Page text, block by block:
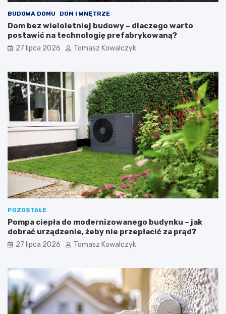
BUDOWA DOMU DOM I WNĘTRZE
Dom bez wieloletniej budowy – dlaczego warto
postawić na technologię prefabrykowaną?
27 lipca 2026 Tomasz Kowalczyk
POZOSTAŁE
Pompa ciepła do modernizowanego budynku – jak
dobrać urządzenie, żeby nie przepłacić za prąd?
27 lipca 2026 Tomasz Kowalczyk